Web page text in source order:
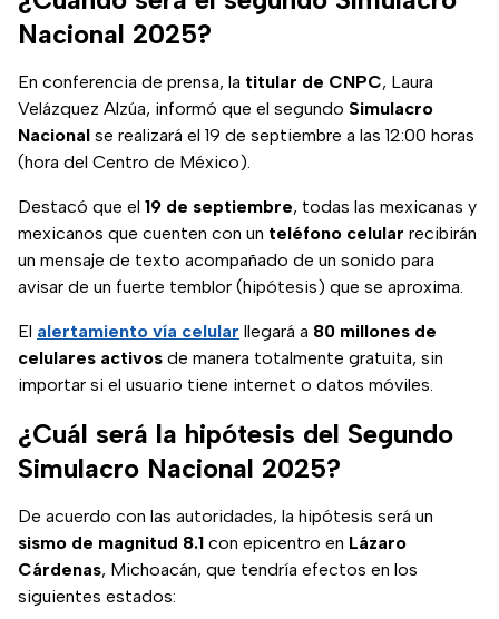
Nacional 2025?
En conferencia de prensa, la titular de CNPC, Laura
Velázquez Alzúa, informó que el segundo Simulacro
Nacional se realizará el 19 de septiembre a las 12:00 horas
(hora del Centro de México).
Destacó que el 19 de septiembre, todas las mexicanas y
mexicanos que cuenten con un teléfono celular recibirán
un mensaje de texto acompañado de un sonido para
avisar de un fuerte temblor (hipótesis) que se aproxima.
El alertamiento vía celular llegará a 80 millones de
celulares activos de manera totalmente gratuita, sin
importar si el usuario tiene internet o datos móviles.
¿Cuál será la hipótesis del Segundo
Simulacro Nacional 2025?
De acuerdo con las autoridades, la hipótesis será un
sismo de magnitud 8.1 con epicentro en Lázaro
Cárdenas, Michoacán, que tendría efectos en los
siguientes estados: